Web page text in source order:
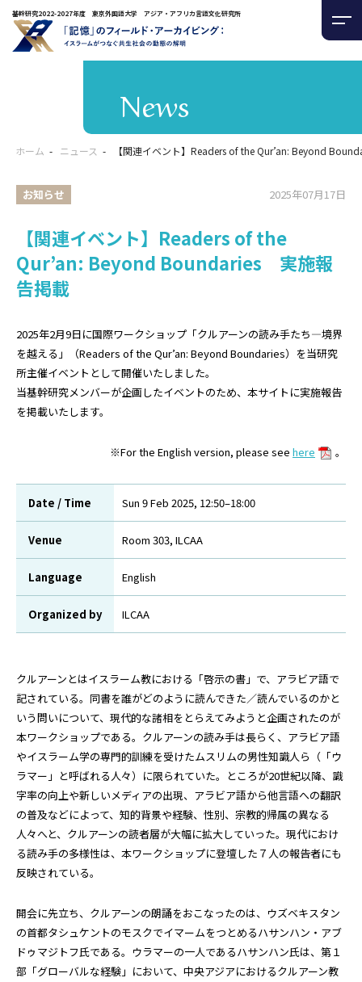
基幹研究2022-2027年度 東京外国語大学 アジア・アフリカ言語文化研究所
News
ホーム ニュース 【関連イベント】Readers of the Qur’an: Beyond
お知らせ 2025年07月17日
【関連イベント】Readers of the
Qur’an: Beyond Boundaries 実施報
告掲載
2025年2月9日に国際ワークショップ「クルアーンの読み手たち―境界
を越える」（Readers of the Qur’an: Beyond Boundaries）を当研究
所主催イベントとして開催いたしました。
当基幹研究メンバーが企画したイベントのため、本サイトに実施報告
を掲載いたします。
※For the English version, please see here 。
Date / Time Sun 9 Feb 2025, 12:50–18:00
Venue Room 303, ILCAA
Language English
Organized by ILCAA
クルアーンとはイスラーム教における「啓示の書」で、アラビア語で
記されている。同書を誰がどのように読んできた／読んでいるのかと
いう問いについて、現代的な諸相をとらえてみようと企画されたのが
本ワークショップである。クルアーンの読み手は長らく、アラビア語
やイスラーム学の専門的訓練を受けたムスリムの男性知識人ら（「ウ
ラマー」と呼ばれる人々）に限られていた。ところが20世紀以降、識
字率の向上や新しいメディアの出現、アラビア語から他言語への翻訳
の普及などによって、知的背景や経験、性別、宗教的帰属の異なる
人々へと、クルアーンの読者層が大幅に拡大していった。現代におけ
る読み手の多様性は、本ワークショップに登壇した７人の報告者にも
反映されている。
開会に先立ち、クルアーンの朗誦をおこなったのは、ウズベキスタン
の首都タシュケントのモスクでイマームをつとめるハサンハン・アブ
ドゥマジトフ氏である。ウラマーの一人であるハサンハン氏は、第１
部「グローバルな経験」において、中央アジアにおけるクルアーン教